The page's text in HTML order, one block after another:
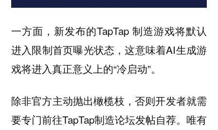
一方面，新发布的TapTap 制造游戏将默认
进入限制首页曝光状态，这意味着AI生成游
戏将进入真正意义上的“冷启动”。
除非官方主动抛出橄榄枝，否则开发者就需
要专门前往TapTap制造论坛发帖自荐。唯有